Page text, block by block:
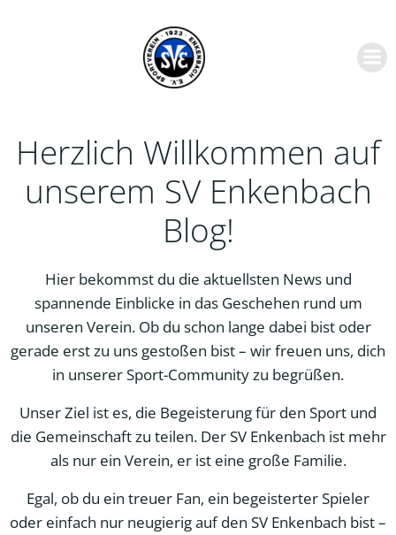
springen
Herzlich Willkommen auf
unserem SV Enkenbach
Blog!
Hier bekommst du die aktuellsten News und
spannende Einblicke in das Geschehen rund um
unseren Verein. Ob du schon lange dabei bist oder
gerade erst zu uns gestoßen bist – wir freuen uns, dich
in unserer Sport-Community zu begrüßen.
Unser Ziel ist es, die Begeisterung für den Sport und
die Gemeinschaft zu teilen. Der SV Enkenbach ist mehr
als nur ein Verein, er ist eine große Familie.
Egal, ob du ein treuer Fan, ein begeisterter Spieler
oder einfach nur neugierig auf den SV Enkenbach bist –